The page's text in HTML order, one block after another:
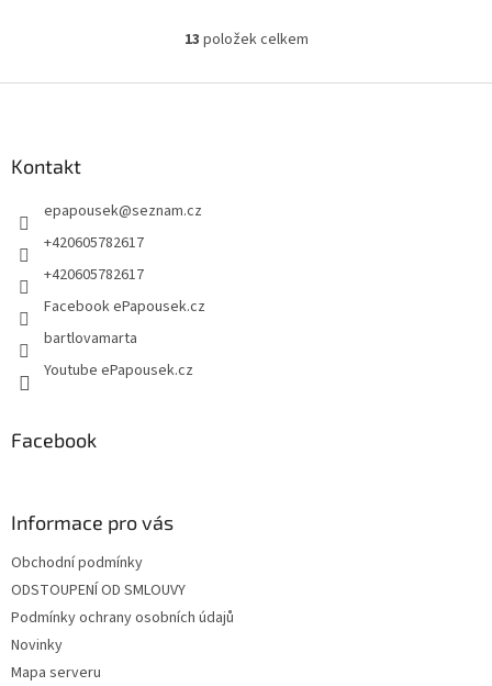
O
l
13 položek celkem
Kontakt
epapousek@seznam.cz
+420605782617
+420605782617
Facebook ePapousek.cz
bartlovamarta
Youtube ePapousek.cz
Facebook
Informace pro vás
Obchodní podmínky
ODSTOUPENÍ OD SMLOUVY
Podmínky ochrany osobních údajů
Novinky
Mapa serveru